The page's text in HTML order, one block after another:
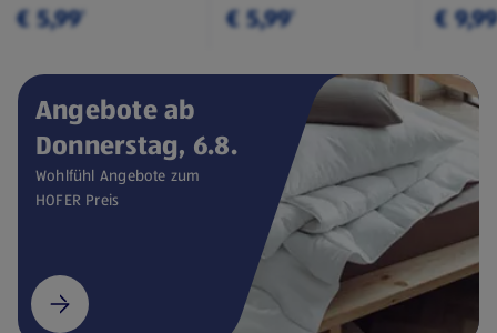
€ 5,99¹ € 5,99¹ €
Angebote ab
Donnerstag, 6.8.
Wohlfühl Angebote zum
HOFER Preis